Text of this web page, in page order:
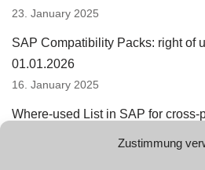
Zustimmung
23. January 2025
SAP Compatibility Packs: right of
01.01.2026
16. January 2025
Where-used List in SAP for cross-